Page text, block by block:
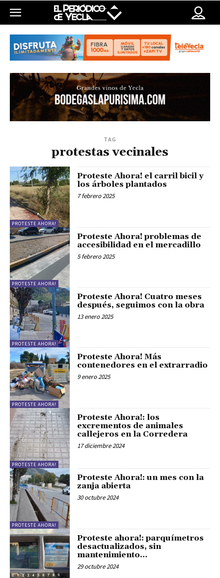
TAG
protestas vecinales
PROTESTE AHORA!
Proteste Ahora! el carril bicil y
los árboles plantados
7 febrero 2025
PROTESTE AHORA!
Proteste Ahora! problemas de
accesibilidad en el mercadillo
5 febrero 2025
PROTESTE AHORA!
Proteste Ahora! Cuatro meses
después, seguimos con la obra
13 enero 2025
PROTESTE AHORA!
Proteste Ahora! Más
contenedores en el extrarradio
9 enero 2025
PROTESTE AHORA!
Proteste Ahora!: los
excrementos de animales
callejeros en la Corredera
17 diciembre 2024
PROTESTE AHORA!
Proteste Ahora!: un mes con la
zanja abierta
30 octubre 2024
Proteste ahora!: parquímetros
desactualizados, sin
mantenimiento…
29 octubre 2024